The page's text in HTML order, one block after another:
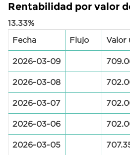
Rentabilidad por valor
13.33%
Fecha
Flujo Valor
2026-03-09
2026-03-08
2026-03-07
2026-03-06
2026-03-05